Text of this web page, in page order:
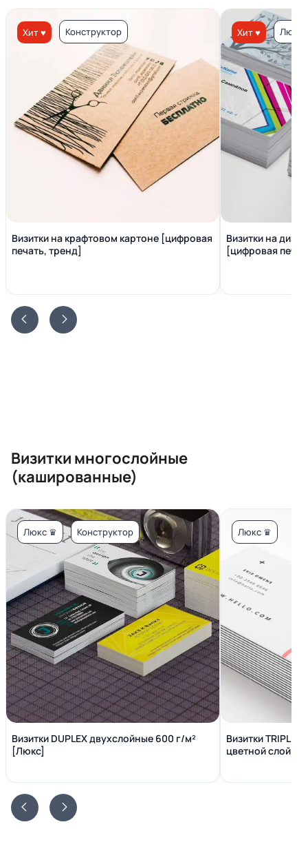
Хит ♥ Конструктор
Визитки на крафтовом картоне [цифровая
печать, тренд]
Хит ♥ Люкс
Визитки на
[цифровая
Визитки многослойные
(кашированные)
Люкс ♛ Конструктор
Визитки DUPLEX двухслойные 600 г/м²
[Люкс]
Люкс ♛
Визитки
цветной слой